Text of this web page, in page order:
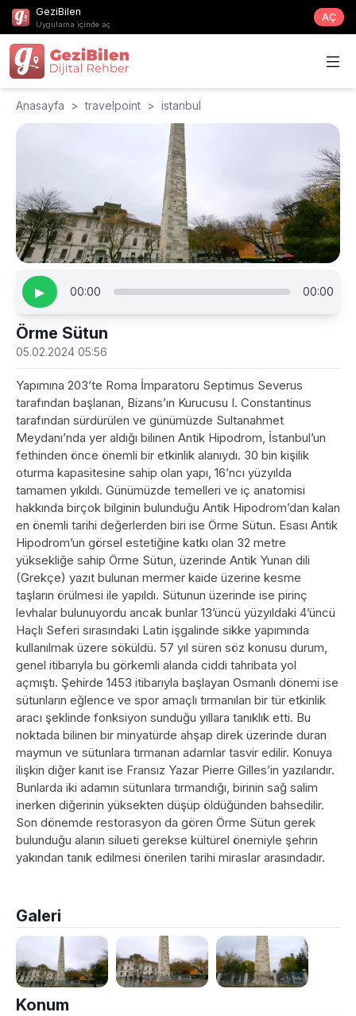
GeziBilen
Uygulama içinde aç
AÇ
Anasayfa > travelpoint > istanbul
▶ 00:00 00:00
Örme Sütun
05.02.2024 05:56
Yapımına 203’te Roma İmparatoru Septimus Severus
tarafından başlanan, Bizans’ın Kurucusu I. Constantinus
tarafından sürdürülen ve günümüzde Sultanahmet
Meydanı’nda yer aldığı bilinen Antik Hipodrom, İstanbul’un
fethinden önce önemli bir etkinlik alanıydı. 30 bin kişilik
oturma kapasitesine sahip olan yapı, 16’ncı yüzyılda
tamamen yıkıldı. Günümüzde temelleri ve iç anatomisi
hakkında birçok bilginin bulunduğu Antik Hipodrom’dan kalan
en önemli tarihi değerlerden biri ise Örme Sütun. Esası Antik
Hipodrom’un görsel estetiğine katkı olan 32 metre
yüksekliğe sahip Örme Sütun, üzerinde Antik Yunan dili
(Grekçe) yazıt bulunan mermer kaide üzerine kesme
taşların örülmesi ile yapıldı. Sütunun üzerinde ise pirinç
levhalar bulunuyordu ancak bunlar 13’üncü yüzyıldaki 4’üncü
Haçlı Seferi sırasındaki Latin işgalinde sikke yapımında
kullanılmak üzere söküldü. 57 yıl süren söz konusu durum,
genel itibarıyla bu görkemli alanda ciddi tahribata yol
açmıştı. Şehirde 1453 itibarıyla başlayan Osmanlı dönemi ise
sütunların eğlence ve spor amaçlı tırmanılan bir tür etkinlik
aracı şeklinde fonksiyon sunduğu yıllara tanıklık etti. Bu
noktada bilinen bir minyatürde ahşap direk üzerinde duran
maymun ve sütunlara tırmanan adamlar tasvir edilir. Konuya
ilişkin diğer kanıt ise Fransız Yazar Pierre Gilles’in yazılarıdır.
Bunlarda iki adamın sütunlara tırmandığı, birinin sağ salim
inerken diğerinin yüksekten düşüp öldüğünden bahsedilir.
Son dönemde restorasyon da gören Örme Sütun gerek
bulunduğu alanın silueti gerekse kültürel önemiyle şehrin
yakından tanık edilmesi önerilen tarihi miraslar arasındadır.
Galeri
Konum